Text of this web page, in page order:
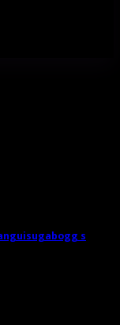
s